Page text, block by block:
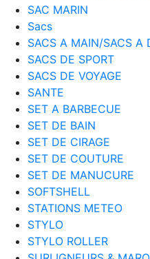
SAC MARIN
Sacs
SACS A MAIN/SACS A
SACS DE SPORT
SACS DE VOYAGE
SANTE
SET A BARBECUE
SET DE BAIN
SET DE CIRAGE
SET DE COUTURE
SET DE MANUCURE
SOFTSHELL
STATIONS METEO
STYLO
STYLO ROLLER